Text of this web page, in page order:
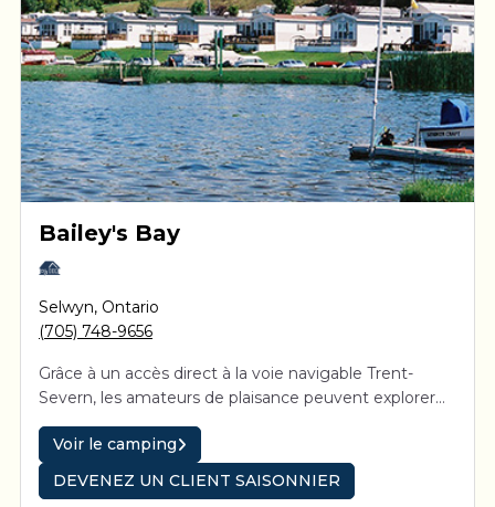
Bailey's Bay
Selwyn, Ontario
(705) 748-9656
Grâce à un accès direct à la voie navigable Trent-
Severn, les amateurs de plaisance peuvent explorer
des cours d’eau interreliés et admirer le soleil
couchant sur les eaux des lacs Kawartha. Bailey’s Bay
séduira toute la famille. Petits et grands s’amuseront
follement lors des activités organisées, dont un
Voir le camping
DEVENEZ UN CLIENT SAISONNIER